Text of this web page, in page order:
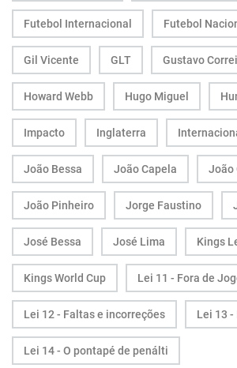
Futebol Internacional Futebol
Gil Vicente GLT Gustavo
Howard Webb Hugo Miguel
Impacto Inglaterra
João Bessa João Capela João
João Pinheiro Jorge Faustino
José Bessa José Lima Kings
Kings World Cup Lei 11 - Fora de
Lei 12 - Faltas e incorreções Lei 13
Lei 14 - O pontapé de penálti